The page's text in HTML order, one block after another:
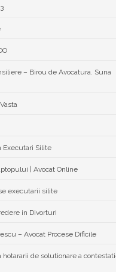
– Birou de Avocatura. Suna
Executari Silite
| Avocat Online
executarii silite
in Divorturi
– Avocat Procese Dificile
hotararii de solutionare a